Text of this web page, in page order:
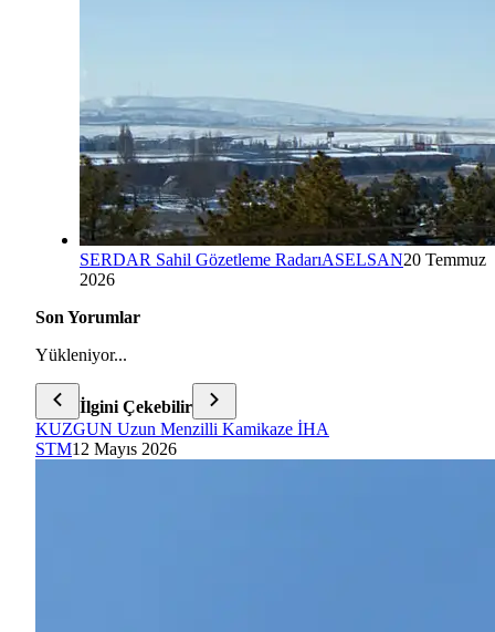
SERDAR Sahil Gözetleme RadarıASELSAN20 Temmuz
2026
Son Yorumlar
Yükleniyor...
İlgini Çekebilir
KUZGUN Uzun Menzilli Kamikaze İHA
STM12 Mayıs 2026